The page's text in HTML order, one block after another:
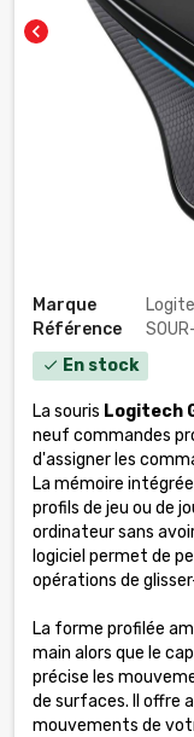
chevron_left
Marque
Référence
check En stock
La souris Logitech
neuf commandes
d'assigner les
La mémoire
profils de jeu ou de
ordinateur sans
logiciel permet de
opérations de
La forme profilée
main alors que le
précise les
de surfaces. Il offre
mouvements de